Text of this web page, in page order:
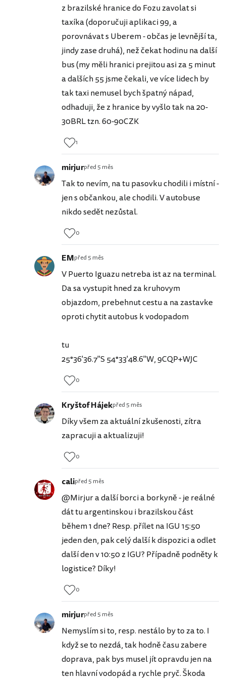
z brazilské hranice do Fozu zavolat si
taxíka (doporučuji aplikaci 99, a
porovnávat s Uberem - občas je levnější ta,
jindy zase druhá), než čekat hodinu na další
bus (my měli hranici prejitou asi za 5 minut
a dalších 55 jsme čekali, ve více lidech by
tak taxi nemusel bych špatný nápad,
odhaduji, že z hranice by vyšlo tak na 20-
30BRL tzn. 60-90CZK
1
mirjurpřed 5 měs
Tak to nevím, na tu pasovku chodili i místní -
jen s občankou, ale chodili. V autobuse
nikdo sedět nezůstal.
0
EMpřed 5 měs
V Puerto Iguazu netreba ist az na terminal.
Da sa vystupit hned za kruhovym
objazdom, prebehnut cestu a na zastavke
oproti chytit autobus k vodopadom
tu
25°36'36.7"S 54°33'48.6"W, 9CQP+WJC
0
Kryštof Hájekpřed 5 měs
Díky všem za aktuální zkušenosti, zítra
zapracuji a aktualizuji!
0
calipřed 5 měs
@Mirjur a další borci a borkyně - je reálné
dát tu argentinskou i brazilskou část
během 1 dne? Resp. přílet na IGU 15:50
jeden den, pak celý další k dispozici a odlet
další den v 10:50 z IGU? Případně podněty k
logistice? Díky!
0
mirjurpřed 5 měs
Nemyslím si to, resp. nestálo by to za to. I
když se to nezdá, tak hodně času zabere
doprava, pak bys musel jít opravdu jen na
ten hlavní vodopád a rychle pryč. Škoda